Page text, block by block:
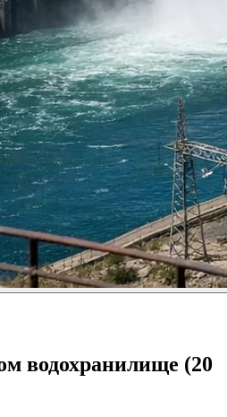
водохранилище (20